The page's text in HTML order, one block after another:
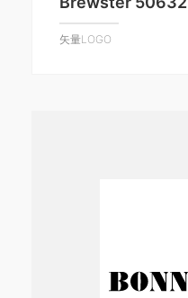
矢量LOGO